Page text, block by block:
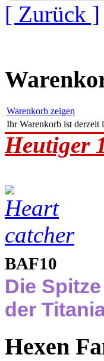
[ Zurück ]
Warenkorb zeigen
Ihr Warenkorb ist derzeit
Heutiger
BAF10
Die Spitze
der
Hexen